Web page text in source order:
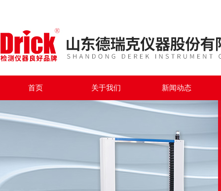
首页 关于我们 新闻动态